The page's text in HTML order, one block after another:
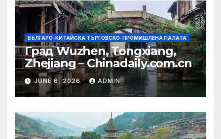
БЪЛГАРО-КИТАЙСКА ТЪРГОВСКО-ПРОМИШЛЕНА ПАЛАТА
Град Wuzhen, Tongxiang,
Zhejiang – Chinadaily.com.cn
JUNE 6, 2026 ADMIN